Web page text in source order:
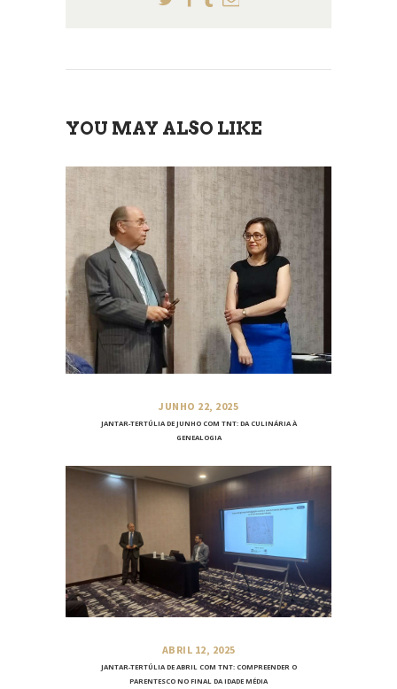
YOU MAY ALSO LIKE
JUNHO 22, 2025
JANTAR-TERTÚLIA DE JUNHO COM TNT: DA CULINÁRIA À
GENEALOGIA
ABRIL 12, 2025
JANTAR-TERTÚLIA DE ABRIL COM TNT: COMPREENDER O
PARENTESCO NO FINAL DA IDADE MÉDIA